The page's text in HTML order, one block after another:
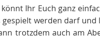
Ihr Euch ganz
werden darf
trotzdem auch am